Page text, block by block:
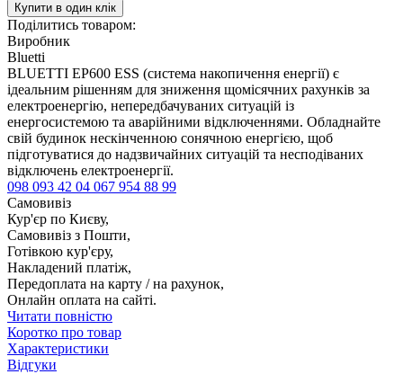
Купити в один клік
Поділитись товаром:
Виробник
Bluetti
BLUETTI EP600 ESS (система накопичення енергії) є
ідеальним рішенням для зниження щомісячних рахунків за
електроенергію, непередбачуваних ситуацій із
енергосистемою та аварійними відключеннями. Обладнайте
свій будинок нескінченною сонячною енергією, щоб
підготуватися до надзвичайних ситуацій та несподіваних
відключень електроенергії.
098 093 42 04 067 954 88 99
Самовивіз
Кур'єр по Києву,
Самовивіз з Пошти,
Готівкою кур'єру,
Накладений платіж,
Передоплата на карту / на рахунок,
Онлайн оплата на сайті.
Читати повністю
Коротко про товар
Характеристики
Відгуки